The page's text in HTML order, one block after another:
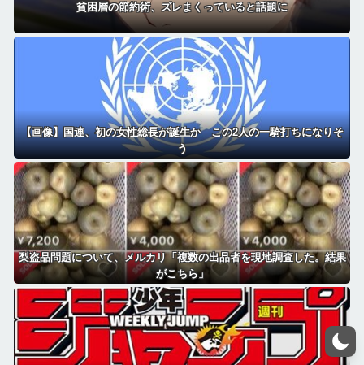
貧困層の節約術、ズレまくっていると話題に
【画像】国連、初の女性総長が誕生か この2人の一騎打ちになりそ
う
梨盗品問題について、メルカリ「複数の出品者を現地調査した。結果
がこちら」